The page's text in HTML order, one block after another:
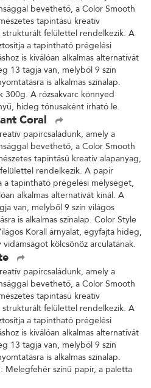
bevethető, a Color Smooth
tapintású kreatív
strukturált felülettel rendelkezik. A
a tapintható prégelési
is kiválóan alkalmas alternatívát
13 tagja van, melyből 9 szín
is alkalmas színalap.
300g. A rózsakvarc könnyed
hideg tónusaként írható le.
Coral
papírcsaládunk, amely a
bevethető, a Color Smooth
tapintású kreatív alapanyag,
rendelkezik. A papír
a tapintható prégelési mélységet,
alkalmas alternatívát kínál. A
van, melyből 9 szín világos
is alkalmas színalap. Color Style
Korall árnyalat, egyfajta hideg,
vidámságot kölcsönöz arculatának.
papírcsaládunk, amely a
bevethető, a Color Smooth
tapintású kreatív
strukturált felülettel rendelkezik. A
a tapintható prégelési
is kiválóan alkalmas alternatívát
13 tagja van, melyből 9 szín
is alkalmas színalap.
Melegfehér színű papír, a paletta